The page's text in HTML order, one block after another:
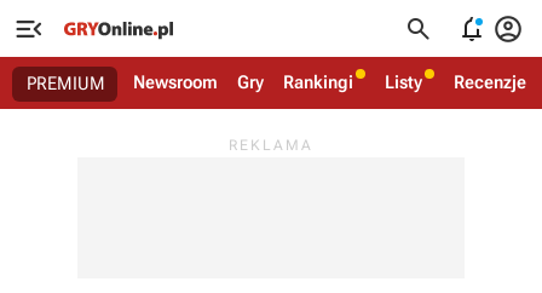
   
PREMIUM Newsroom Gry Rankingi Listy Recenzje